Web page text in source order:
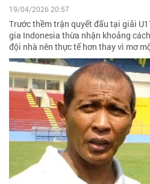
19/04/2026 20:57
Trước thềm trận quyết đấu tại giải
gia Indonesia thừa nhận khoảng
đội nhà nên thực tế hơn thay vì mơ